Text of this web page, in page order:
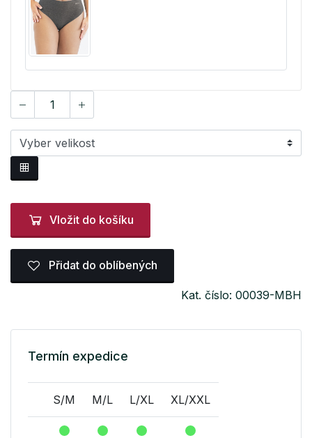
Vložit do košíku
Přidat do oblíbených
Kat. číslo: 00039-MBH
Termín expedice
S/M M/L L/XL XL/XXL